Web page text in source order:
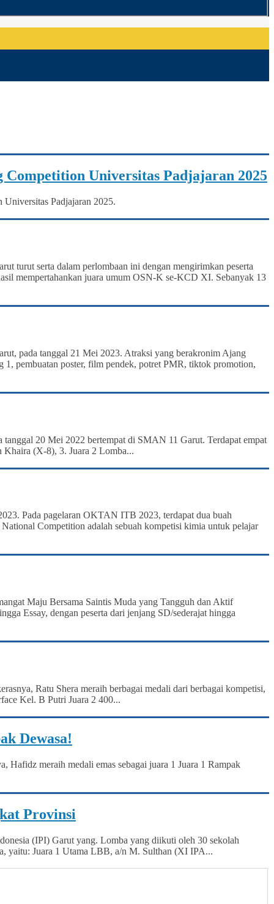
Universitas Padjajaran 2025
Padjajaran 2025.
turut serta dalam perlombaan ini dengan mengirimkan peserta
mempertahankan juara umum OSN-K se-KCD XI. Sebanyak 13
pada tanggal 21 Mei 2023. Atraksi yang berakronim Ajang
1, pembuatan poster, film pendek, potret PMR, tiktok promotion,
20 Mei 2022 bertempat di SMAN 11 Garut. Terdapat empat
(X-8), 3. Juara 2 Lomba...
Pada pagelaran OKTAN ITB 2023, terdapat dua buah
Competition adalah sebuah kompetisi kimia untuk pelajar
Maju Bersama Saintis Muda yang Tangguh dan Aktif
Essay, dengan peserta dari jenjang SD/sederajat hingga
Ratu Shera meraih berbagai medali dari berbagai kompetisi,
Kel. B Putri Juara 2 400...
Dewasa!
meraih medali emas sebagai juara 1 Juara 1 Rampak
Provinsi
(IPI) Garut yang. Lomba yang diikuti oleh 30 sekolah
yaitu: Juara 1 Utama LBB, a/n M. Sulthan (XI IPA...